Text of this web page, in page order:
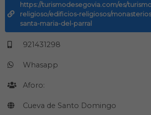
https://turismodesegovia.com/es/
religioso/edificios-religiosos/
santa-maria-del-parral
921431298
Whasapp
Aforo:
Cueva de Santo Domingo